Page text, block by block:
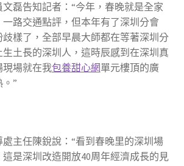
磊告知記者：“今年，春晚就是全家
路交通點評，但本年有了深圳分會
樣了，全部早晨大師都在等著深圳分
土長的深圳人，這時辰感到在深圳真
場就在我包養甜心網單元樓頂的廣
”
主任陳銳說：“看到春晚里的深圳場
是深圳改造開放40周年經濟成長的見